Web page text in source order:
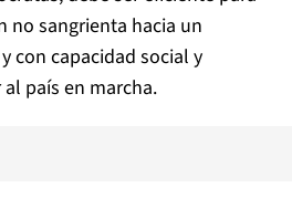
no sangrienta hacia un
con capacidad social y
país en marcha.